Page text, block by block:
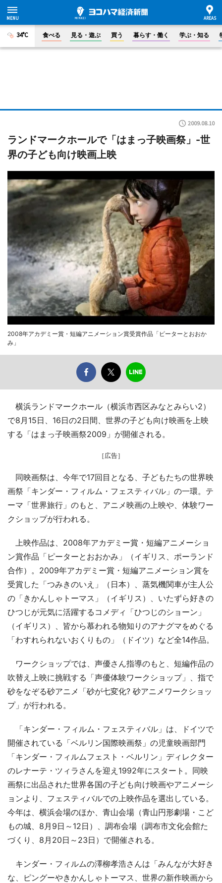
34°C 食べる 見る・遊ぶ 買う 暮らす・働く 学ぶ・知る
2009.08.10
ランドマークホールで「はまっ子映画祭」-世
界の子ども向け映画上映
2008年アカデミー賞・短編アニメーション賞受賞作品「ピーターとおおか
み」
横浜ランドマークホール（横浜市西区みなとみらい2）
で8月15日、16日の2日間、世界の子ども向け映画を上映
する「はまっ子映画祭2009」が開催される。
［広告］
同映画祭は、今年で17回目となる、子どもたちの世界映
画祭「キンダー・フィルム・フェスティバル」の一環。テ
ーマ「世界旅行」のもと、アニメ映画の上映や、体験ワー
クショップが行われる。
上映作品は、2008年アカデミー賞・短編アニメーショ
ン賞作品「ピーターとおおかみ」（イギリス、ポーランド
合作）。2009年アカデミー賞・短編アニメーション賞を
受賞した「つみきのいえ」（日本）、蒸気機関車が主人公
の「きかんしゃトーマス」（イギリス）、いたずら好きの
ひつじが元気に活躍するコメディ「ひつじのショーン」
（イギリス）、皆から慕われる物知りのアナグマをめぐる
「わすれられないおくりもの」（ドイツ）など全14作品。
ワークショップでは、声優さん指導のもと、短編作品の
吹替え上映に挑戦する「声優体験ワークショップ」、指で
砂をなぞる砂アニメ「砂が七変化? 砂アニメワークショッ
プ」が行われる。
「キンダー・フィルム・フェスティバル」は、ドイツで
開催されている「ベルリン国際映画祭」の児童映画部門
「キンダー・フィルムフェスト・ベルリン」ディレクター
のレナーテ・ツィラさんを迎え1992年にスタート。同映
画祭に出品された世界各国の子ども向け映画やアニメーシ
ョンより、フェスティバルでの上映作品を選出している。
今年は、横浜会場のほか、青山会場（青山円形劇場・こど
もの城、8月9日～12日）、調布会場（調布市文化会館た
づくり、8月20日～23日）で開催される。
キンダー・フィルムの澤柳孝浩さんは「みんなが大好き
な、ピングーやきかんしゃトーマス、世界の新作映画から